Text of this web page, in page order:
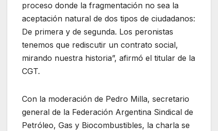
proceso donde la fragmentación no sea la
aceptación natural de dos tipos de ciudadanos:
De primera y de segunda. Los peronistas
tenemos que rediscutir un contrato social,
mirando nuestra historia”, afirmó el titular de la
CGT.
Con la moderación de Pedro Milla, secretario
general de la Federación Argentina Sindical de
Petróleo, Gas y Biocombustibles, la charla se